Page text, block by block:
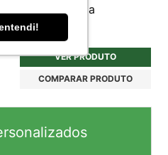
personalizada
VER PRODUTO
COMPARAR PRODUTO